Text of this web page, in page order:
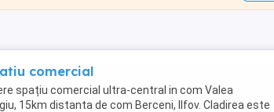
comercial
spațiu comercial ultra-central in com Valea
15km distanta de com Berceni, Ilfov. Cladirea este